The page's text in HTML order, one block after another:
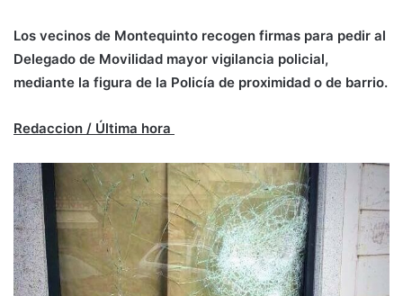
Los vecinos de Montequinto recogen firmas para pedir al
Delegado de Movilidad mayor vigilancia policial,
mediante la figura de la Policía de proximidad o de barrio.
Redaccion / Última hora